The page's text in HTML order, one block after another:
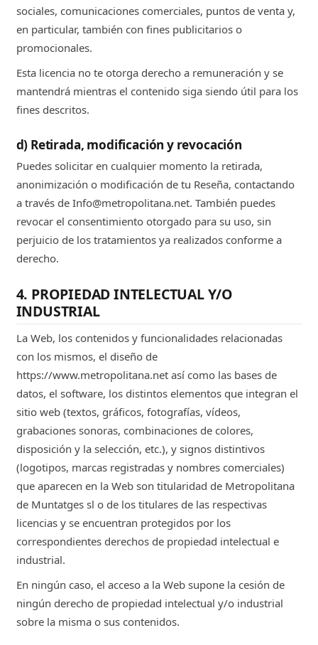
sociales, comunicaciones comerciales, puntos de venta y,
en particular, también con fines publicitarios o
promocionales.
Esta licencia no te otorga derecho a remuneración y se
mantendrá mientras el contenido siga siendo útil para los
fines descritos.
d) Retirada, modificación y revocación
Puedes solicitar en cualquier momento la retirada,
anonimización o modificación de tu Reseña, contactando
a través de Info@metropolitana.net. También puedes
revocar el consentimiento otorgado para su uso, sin
perjuicio de los tratamientos ya realizados conforme a
derecho.
4. PROPIEDAD INTELECTUAL Y/O
INDUSTRIAL
La Web, los contenidos y funcionalidades relacionadas
con los mismos, el diseño de
https://www.metropolitana.net así como las bases de
datos, el software, los distintos elementos que integran el
sitio web (textos, gráficos, fotografías, vídeos,
grabaciones sonoras, combinaciones de colores,
disposición y la selección, etc.), y signos distintivos
(logotipos, marcas registradas y nombres comerciales)
que aparecen en la Web son titularidad de Metropolitana
de Muntatges sl o de los titulares de las respectivas
licencias y se encuentran protegidos por los
correspondientes derechos de propiedad intelectual e
industrial.
En ningún caso, el acceso a la Web supone la cesión de
ningún derecho de propiedad intelectual y/o industrial
sobre la misma o sus contenidos.